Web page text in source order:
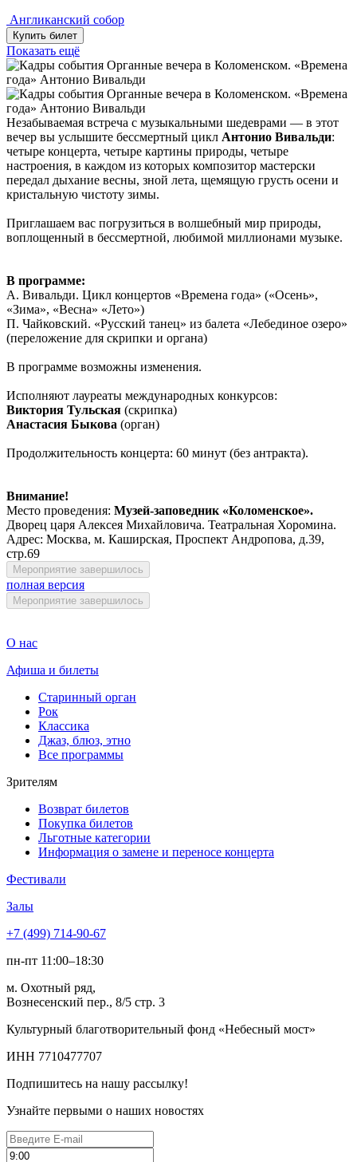
Англиканский собор
Купить билет
Показать ещё
Незабываемая встреча с музыкальными шедеврами — в этот
вечер вы услышите бессмертный цикл Антонио Вивальди:
четыре концерта, четыре картины природы, четыре
настроения, в каждом из которых композитор мастерски
передал дыхание весны, зной лета, щемящую грусть осени и
кристальную чистоту зимы.
Приглашаем вас погрузиться в волшебный мир природы,
воплощенный в бессмертной, любимой миллионами музыке.
В программе:
А. Вивальди. Цикл концертов «Времена года» («Осень»,
«Зима», «Весна» «Лето»)
П. Чайковский. «Русский танец» из балета «Лебединое озеро»
(переложение для скрипки и органа)
В программе возможны изменения.
Исполняют лауреаты международных конкурсов:
Виктория Тульская (скрипка)
Анастасия Быкова (орган)
Продолжительность концерта: 60 минут (без антракта).
Внимание!
Место проведения: Музей-заповедник «Коломенское».
Дворец царя Алексея Михайловича. Театральная Хоромина.
Адрес: Москва, м. Каширская, Проспект Андропова, д.39,
стр.69
Мероприятие завершилось
полная версия
Мероприятие завершилось
О нас
Афиша и билеты
Старинный орган
Рок
Классика
Джаз, блюз, этно
Все программы
Зрителям
Возврат билетов
Покупка билетов
Льготные категории
Информация о замене и переносе концерта
Фестивали
Залы
+7 (499) 714-90-67
пн-пт 11:00–18:30
м. Охотный ряд,
Вознесенский пер., 8/5 стр. 3
Культурный благотворительный фонд «Небесный мост»
ИНН 7710477707
Подпишитесь на нашу рассылку!
Узнайте первыми о наших новостях